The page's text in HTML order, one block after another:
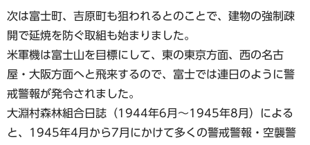
次は富士町、吉原町も狙われるとのことで、建物の強制疎
開で延焼を防ぐ取組も始まりました。
米軍機は富士山を目標にして、東の東京方面、西の名古
屋・大阪方面へと飛来するので、富士では連日のように警
戒警報が発令されました。
大淵村森林組合日誌（1944年6月～1945年8月）による
と、1945年4月から7月にかけて多くの警戒警報・空襲警